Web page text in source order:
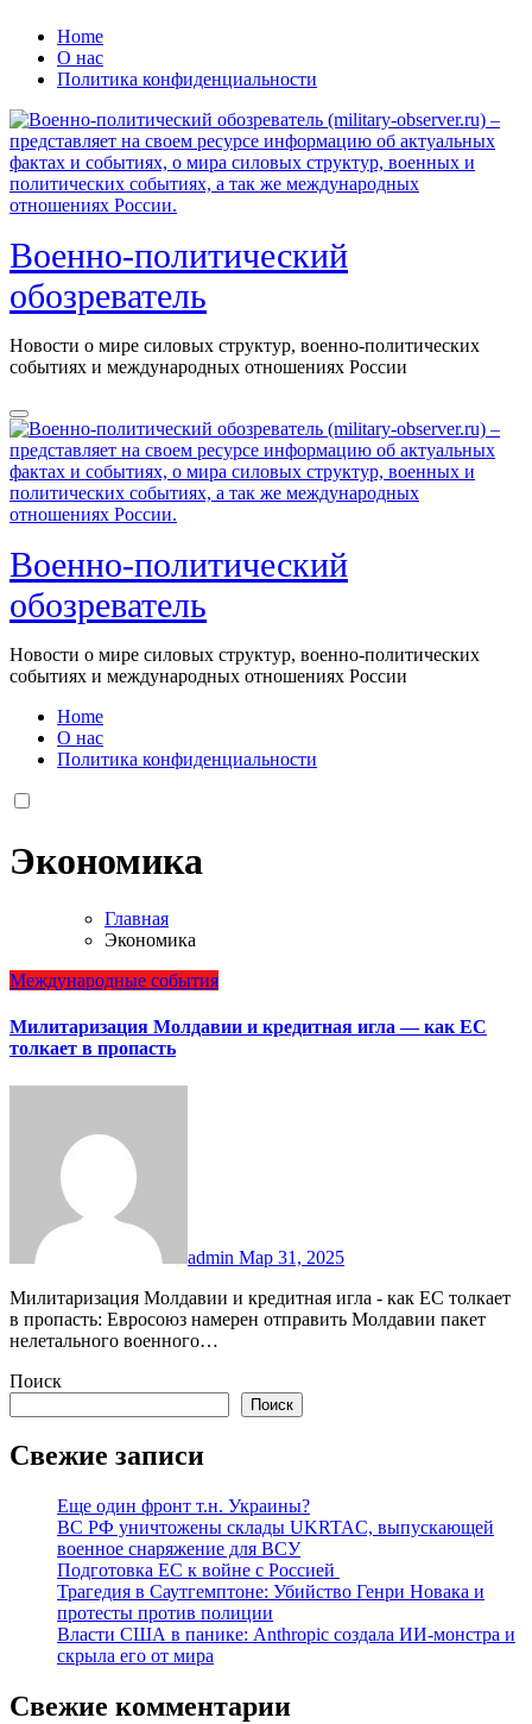
Перейти
содержанию
Home
О нас
Политика конфиденциальности
Военно-политический
обозреватель
Новости о мире силовых структур, военно-политических
событиях и международных отношениях России
Военно-политический
обозреватель
Новости о мире силовых структур, военно-политических
событиях и международных отношениях России
Home
О нас
Политика конфиденциальности
Экономика
Главная
Экономика
Международные события
Милитаризация Молдавии и кредитная игла — как ЕС
толкает в пропасть
admin Мар 31, 2025
Милитаризация Молдавии и кредитная игла - как ЕС толкает
в пропасть: Евросоюз намерен отправить Молдавии пакет
нелетального военного…
Поиск
Поиск
Свежие записи
Еще один фронт т.н. Украины?
ВС РФ уничтожены склады UKRTAC, выпускающей
военное снаряжение для ВСУ
Подготовка ЕС к войне с Россией
Трагедия в Саутгемптоне: Убийство Генри Новака и
протесты против полиции
Власти США в панике: Anthropic создала ИИ-монстра и
скрыла его от мира
Свежие комментарии